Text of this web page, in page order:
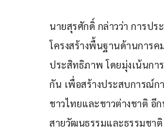
นายสุรศักดิ์ กล่าวว่า การป
โครงสร้างพื้นฐานด้านการค
ประสิทธิภาพ โดยมุ่งเน้นกา
กัน เพื่อสร้างประสบการณ์ก
ชาวไทยและชาวต่างชาติ อี
สายวัฒนธรรมและธรรมชา